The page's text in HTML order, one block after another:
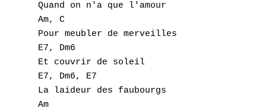
Quand on n'a que l'amour
Am, C
Pour meubler de merveilles
E7, Dm6
Et couvrir de soleil
E7, Dm6, E7
La laideur des faubourgs
Am